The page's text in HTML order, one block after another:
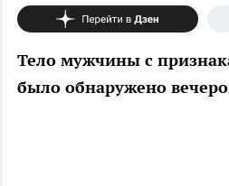
Тело мужчины с
было обнаружено